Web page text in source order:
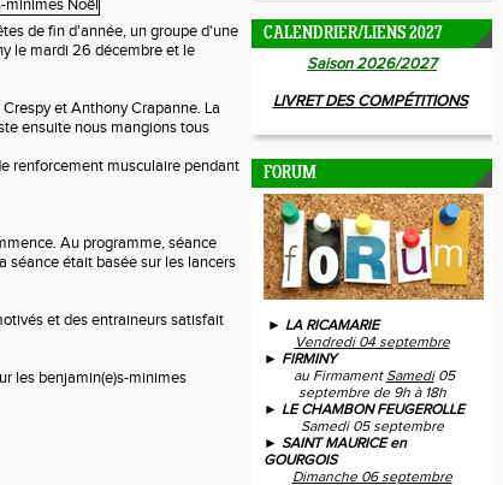
de fin d'année, un groupe d'une
le mardi 26 décembre et le
et Anthony Crapanne. La
ensuite nous mangions tous
renforcement musculaire pendant
Au programme, séance
séance était basée sur les lancers
et des entraineurs satisfait
les benjamin(e)s-minimes
CALENDRIER/LIENS 2027
Saison 2026/2027
LIVRET DES COMPÉTITIONS
FORUM
► LA RICAMARIE
Vendredi 04 septembre
► FIRMINY
au Firmament Samedi05
septembre de 9h à 18h
► LE CHAMBON FEUGEROLLE
Samedi 05 septembre
► SAINT MAURICE en
GOURGOIS
Dimanche 06 septembre